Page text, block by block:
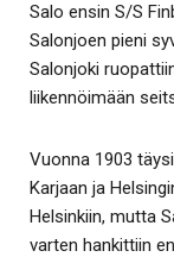
Salo ensin S/S
Salonjoen pieni
Salonjoki
liikennöimään
Vuonna 1903
Karjaan ja
Helsinkiin, mutta
varten hankittiin